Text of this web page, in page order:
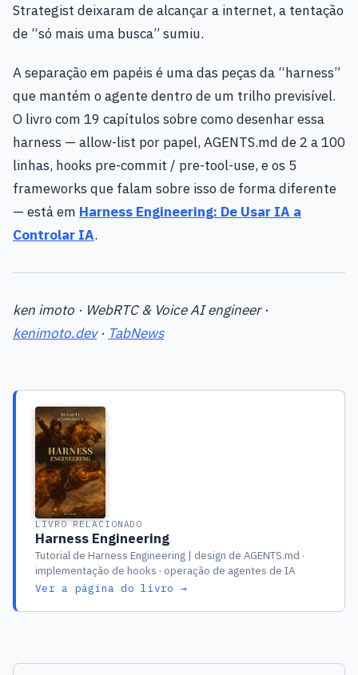
Strategist deixaram de alcançar a internet, a tentação
de “só mais uma busca” sumiu.
A separação em papéis é uma das peças da “harness”
que mantém o agente dentro de um trilho previsível.
O livro com 19 capítulos sobre como desenhar essa
harness — allow-list por papel, AGENTS.md de 2 a 100
linhas, hooks pre-commit / pre-tool-use, e os 5
frameworks que falam sobre isso de forma diferente
— está em Harness Engineering: De Usar IA a
Controlar IA.
ken imoto · WebRTC & Voice AI engineer ·
kenimoto.dev· TabNews
LIVRO RELACIONADO
Harness Engineering
Tutorial de Harness Engineering | design de AGENTS.md ·
implementação de hooks · operação de agentes de IA
Ver a página do livro →